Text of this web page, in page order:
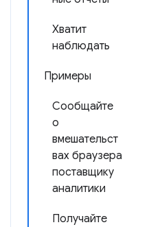
Хватит
наблюдать
Примеры
Сообщайте
о
вмешательст
вах браузера
поставщику
аналитики
Получайте